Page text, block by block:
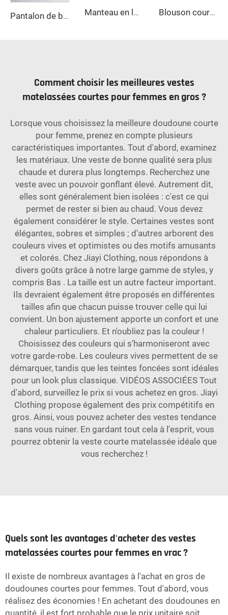
Pantalon de bureau femme à jambe large, taille haute, respirant, teinture unie, couleur unie, longue fermeture éclair, anti-froissage, ceinture à boucler Manteau en laine pratique à double boutonnage avec nœud décoratif mignon et fermeture à boutons, longue veste d'hiver avec poches pratiques Blouson court en laine style chinois hiver fermeture simple boutonnage
Comment choisir les meilleures vestes
matelassées courtes pour femmes en gros ?
Lorsque vous choisissez la meilleure doudoune courte
pour femme, prenez en compte plusieurs
caractéristiques importantes. Tout d'abord, examinez
les matériaux. Une veste de bonne qualité sera plus
chaude et durera plus longtemps. Recherchez une
veste avec un pouvoir gonflant élevé. Autrement dit,
elles sont généralement bien isolées : c'est ce qui
permet de rester si bien au chaud. Vous devez
également considérer le style. Certaines vestes sont
élégantes, sobres et simples ; d'autres arborent des
couleurs vives et optimistes ou des motifs amusants
et colorés. Chez Jiayi Clothing, nous répondons à
divers goûts grâce à notre large gamme de styles, y
compris Bas . La taille est un autre facteur important.
Ils devraient également être proposés en différentes
tailles afin que chacun puisse trouver celle qui lui
convient. Un bon ajustement apporte un confort et une
chaleur particuliers. Et n'oubliez pas la couleur !
Choisissez des couleurs qui s'harmoniseront avec
votre garde-robe. Les couleurs vives permettent de se
démarquer, tandis que les teintes foncées sont idéales
pour un look plus classique. VIDÉOS ASSOCIÉES Tout
d'abord, surveillez le prix si vous achetez en gros. Jiayi
Clothing propose également des prix compétitifs en
gros. Ainsi, vous pouvez acheter des vestes tendance
sans vous ruiner. En gardant tout cela à l'esprit, vous
pourrez obtenir la veste courte matelassée idéale que
vous recherchez !
Quels sont les avantages d'acheter des vestes
matelassées courtes pour femmes en vrac ?
Il existe de nombreux avantages à l'achat en gros de
doudounes courtes pour femmes. Tout d'abord, vous
réalisez des économies ! En achetant des doudounes en